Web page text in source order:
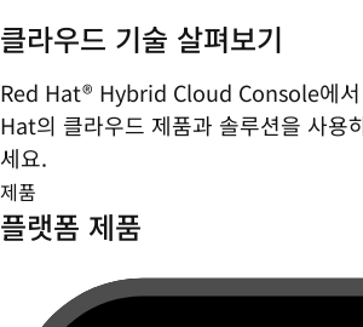
클라우드 기술 살펴보기
Red Hat® Hybrid Cloud Console에서
Hat의 클라우드 제품과 솔루션을 사용
세요.
제품
플랫폼 제품